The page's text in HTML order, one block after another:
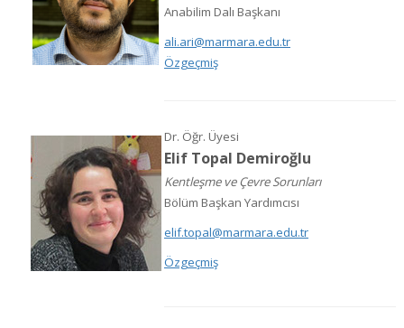
Anabilim Dalı Başkanı
ali.ari@marmara.edu.tr
Özgeçmiş
Dr. Öğr. Üyesi
Elif Topal Demiroğlu
Kentleşme ve Çevre Sorunları
Bölüm Başkan Yardımcısı
elif.topal@marmara.edu.tr
Özgeçmiş